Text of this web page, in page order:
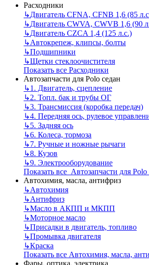
Расходники
↳Двигатель CFNA, CFNB 1,6 (85
↳Двигатель CWVA, CWVB 1,6 (90
↳Двигатель CZCA 1,4 (125 л.с.)
↳Автокрепеж, клипсы, болты
↳Подшипники
↳Щетки стеклоочистителя
Показать все Расходники
Автозапчасти для Polo седан
↳1. Двигатель, сцепление
↳2. Топл. бак и трубы ОГ
↳3. Трансмиссия (коробка передач)
↳4. Передняя ось, рулевое
↳5. Задняя ось
↳6. Колеса, тормоза
↳7. Ручные и ножные рычаги
↳8. Кузов
↳9. Электрооборудование
Показать все Автозапчасти для Polo
Автохимия, масла, антифриз
↳Автохимия
↳Антифриз
↳Масло в АКПП и МКПП
↳Моторное масло
↳Присадки в двигатель, топливо
↳Промывка двигателя
↳Краска
Показать все Автохимия, масла,
Фары, оптика, электрика